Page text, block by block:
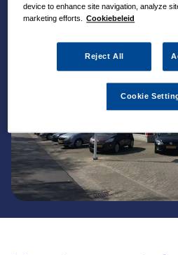
device to enhance site navigation, analyze
marketing efforts. Cookiebeleid
Reject All
Cookie